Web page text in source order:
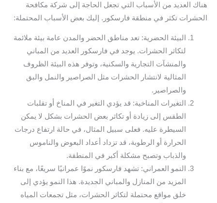
هناك العديد من الأسباب التي تجعل الحاجة إلى شركة مكافحة
الحشرات تكثر في منطقة فارسكور. إليك بعض الأسباب المحتملة:
البيئة الحضرية: تعد مناطق الحضر والمدن عامة بيئة ملائمة
لتكاثر الحشرات. يوجد في فارسكور العديد من المباني
والمنشآت التجارية والسكنية، وتوفر هذه البيئة الظروف
المثالية لانتشار الحشرات مثل الصراصير والنمل والبق
والصراصير.
التغيرات المناخية: قد يؤدي التغير في المناخ أو تقلبات
الطقس إلى زيادة أو تكاثر بعض الحشرات بشكل لا يمكن
السيطرة عليه. فعلى سبيل المثال، في حالة ارتفاع درجات
الحرارة أو الرطوبة، قد تزداد أعداد البعوض والناموس
والذباب وتصبح مشكلة أكبر في المنطقة.
النمو العمراني: تشهد فارسكور نموًا عمرانيًا سريعًا، مع بناء
المزيد من المنازل والمباني الجديدة. هذا النمو يؤدي إلى
خلق مواقع محتملة لتكاثر الحشرات، مثل تجمعات المياه